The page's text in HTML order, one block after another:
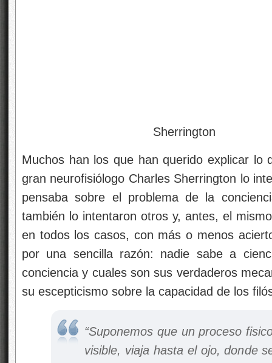
Sherrington
Muchos han los que han querido explicar
gran neurofisiólogo Charles Sherrington lo
pensaba sobre el problema de la
también lo intentaron otros y, antes, el
en todos los casos, con más o menos
por una sencilla razón: nadie sabe a
conciencia y cuales son sus verdaderos
su escepticismo sobre la capacidad de los
“Suponemos que un proceso
visible, viaja hasta el ojo, donde